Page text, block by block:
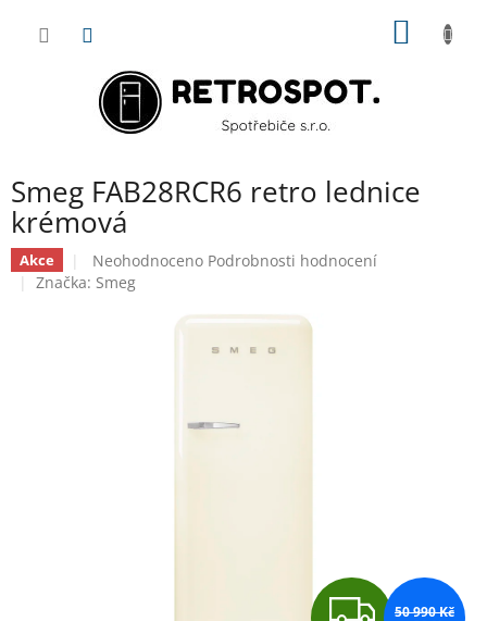
Smeg FAB28RCR6 retro lednice
krémová
Akce
Průměrné
hodnocení
Neohodnoceno Podrobnosti hodnocení
Značka: Smeg
Z50 990 Kč